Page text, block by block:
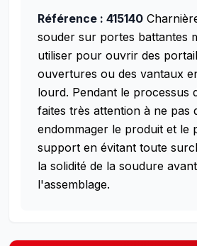
Référence : 415140
souder sur portes battantes
utiliser pour ouvrir des
ouvertures ou des vantaux
lourd. Pendant le processus
faites très attention à ne pas
endommager le produit et le
support en évitant toute
la solidité de la soudure
l'assemblage.